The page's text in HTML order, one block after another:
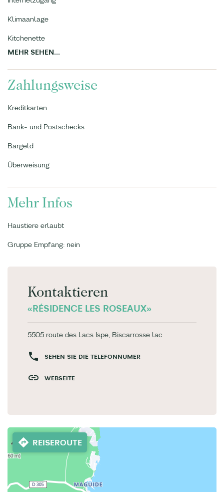
Klimaanlage
Kitchenette
MEHR SEHEN...
Zahlungsweise
Kreditkarten
Bank- und Postschecks
Bargeld
Überweisung
Mehr Infos
Haustiere erlaubt
Gruppe Empfang: nein
Kontaktieren
«RÉSIDENCE LES ROSEAUX»
5505 route des Lacs Ispe, Biscarrosse lac
SEHEN SIE DIE TELEFONNUMER
WEBSEITE
REISEROUTE